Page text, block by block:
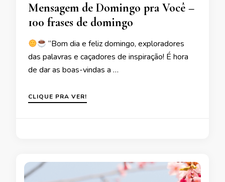
Mensagem de Domingo pra Você –
100 frases de domingo
“Bom dia e feliz domingo, exploradores
das palavras e caçadores de inspiração! É hora
de dar as boas-vindas a …
CLIQUE PRA VER!